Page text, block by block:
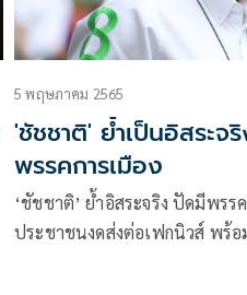
5 พฤษภาคม 2565
'ชัชชาติ' ย้ำเป็นอิสระจ
พรรคการเมือง
‘ชัชชาติ’ ย้ำอิสระจริง ปัดมีพร
ประชาชนงดส่งต่อเฟกนิวส์ พร้อมขายฝันนโยบายดูแล